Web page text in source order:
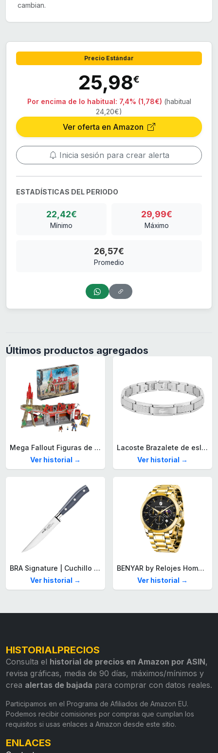
cambian.
Precio Estándar
25,98€
Por encima de lo habitual: 7,4% (1,78€) (habitual
24,20€)
Ver oferta en Amazon
Inicia sesión para crear alerta
ESTADÍSTICAS DEL PERIODO
22,42€
Mínimo
29,99€
Máximo
26,57€
Promedio
Últimos productos agregados
Mega Fallout Figuras de acción y Juguetes de construcción, Parada de Camiones Red Rocket con 824 Piezas, 2 Personajes articulados y Accesorios, para coleccionistas, HXT00
Ver historial →
Lacoste Brazalete de eslabón para Hombre Colección STENCIL de Acero inoxidable
Ver historial →
BRA Signature | Cuchillo tomatero 120 mm, Acero Inoxidable alemán forjado con Molibdeno Vanadio, Mango Remachado ABS, Diseño Ergonómico, Hoja 1,6 mm espesor
Ver historial →
BENYAR by Relojes Hombre Analógico Cuarzo Cronografo Impermeable Luminoso Fecha Moda Casual Reloj de Pulsera Elegante Regalo para Hombre
Ver historial →
HISTORIALPRECIOS
Consulta el historial de precios en Amazon por ASIN,
revisa gráficas, media de 90 días, máximos/mínimos y
crea alertas de bajada para comprar con datos reales.
Participamos en el Programa de Afiliados de Amazon EU.
Podemos recibir comisiones por compras que cumplan los
requisitos si usas enlaces a Amazon desde este sitio.
ENLACES